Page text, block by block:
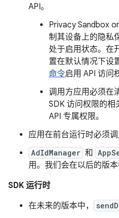
API。
Privacy Sandbox
制其设备上的隐私
处于启用状态。在
置在默认情况下设
命令启用 API 访问
调用方应用必须在
SDK 访问权限的相
API 专属权限。
应用在前台运行时必须调
AdIdManager 和
用。我们会在以后的版本
SDK 运行时
在未来的版本中，